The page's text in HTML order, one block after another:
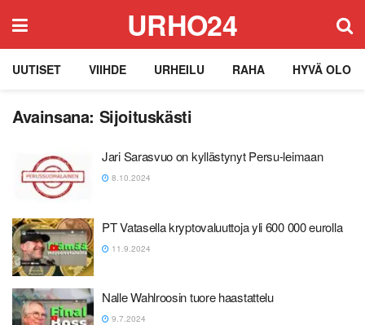
URHO24
UUTISET VIIHDE URHEILU RAHA HYVÄ OLO
Avainsana: Sijoituskästi
Jari Sarasvuo on kyllästynyt Persu-leimaan
8.10.2024
PT Vatasella kryptovaluuttoja yli 600 000 eurolla
11.9.2024
Nalle Wahlroosin tuore haastattelu
9.7.2024